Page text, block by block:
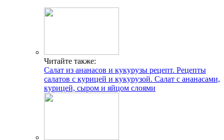
Читайте также:
Салат из ананасов и кукурузы рецепт. Рецепты
салатов с курицей и кукурузой. Салат с ананасами,
курицей, сыром и яйцом слоями